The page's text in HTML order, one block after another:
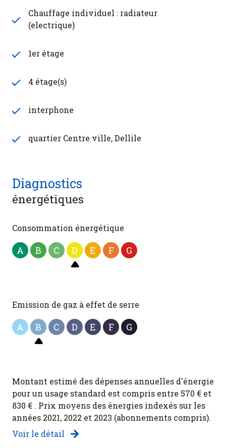
Chauffage individuel : radiateur
(electrique)
1er étage
4 étage(s)
interphone
quartier Centre ville, Dellile
Diagnostics
énergétiques
Consommation énergétique
A B C D E F G
Emission de gaz à effet de serre
A B C D E F G
Montant estimé des dépenses annuelles d'énergie
pour un usage standard est compris entre 570 € et
830 € . Prix moyens des énergies indexés sur les
années 2021, 2022 et 2023 (abonnements compris).
Voir le détail